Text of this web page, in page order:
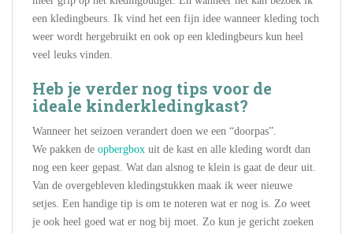
een kledingbeurs. Ik vind het een fijn idee wanneer kleding toch
weer wordt hergebruikt en ook op een kledingbeurs kun heel
veel leuks vinden.
Heb je verder nog tips voor de
ideale kinderkledingkast?
Wanneer het seizoen verandert doen we een “doorpas”.
We pakken de opbergbox uit de kast en alle kleding wordt dan
nog een keer gepast. Wat dan alsnog te klein is gaat de deur uit.
Van de overgebleven kledingstukken maak ik weer nieuwe
setjes. Een handige tip is om te noteren wat er nog is. Zo weet
je ook heel goed wat er nog bij moet. Zo kun je gericht zoeken